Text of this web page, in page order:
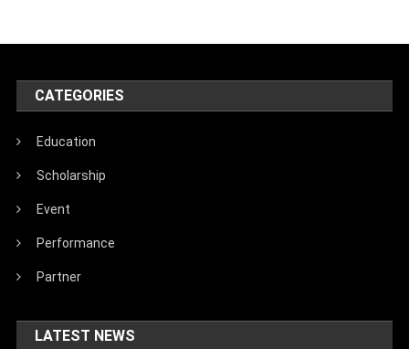
CATEGORIES
Education
Scholarship
Event
Performance
Partner
LATEST NEWS